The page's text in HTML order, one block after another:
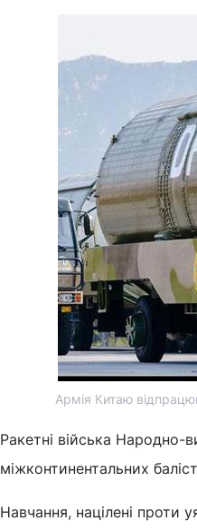
Армія Китаю
Ракетні війська Народно-
міжконтинентальних
Навчання, націлені проти